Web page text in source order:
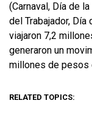
(Carnaval, Día de
del Trabajador, Día
viajaron 7,2
generaron un
millones de pesos
RELATED TOPICS: